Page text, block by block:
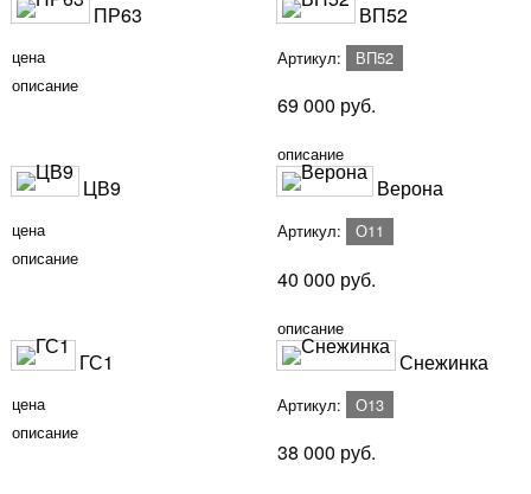
ПР63
цена
описание
ВП52
Артикул: ВП52
69 000 руб.
описание
ЦВ9
цена
описание
Верона
Артикул: О11
40 000 руб.
описание
ГС1
цена
описание
Снежинка
Артикул: О13
38 000 руб.